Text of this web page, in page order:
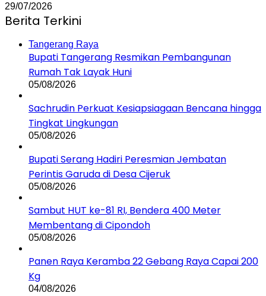
29/07/2026
Berita Terkini
Tangerang Raya
Bupati Tangerang Resmikan Pembangunan
Rumah Tak Layak Huni
05/08/2026
Sachrudin Perkuat Kesiapsiagaan Bencana hingga
Tingkat Lingkungan
05/08/2026
Bupati Serang Hadiri Peresmian Jembatan
Perintis Garuda di Desa Cijeruk
05/08/2026
Sambut HUT ke-81 RI, Bendera 400 Meter
Membentang di Cipondoh
05/08/2026
Panen Raya Keramba 22 Gebang Raya Capai 200
Kg
04/08/2026